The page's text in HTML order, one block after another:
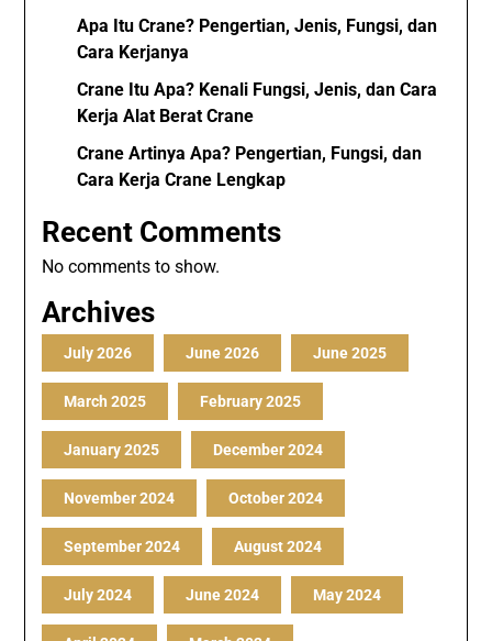
Apa Itu Crane? Pengertian, Jenis, Fungsi, dan
Cara Kerjanya
Crane Itu Apa? Kenali Fungsi, Jenis, dan Cara
Kerja Alat Berat Crane
Crane Artinya Apa? Pengertian, Fungsi, dan
Cara Kerja Crane Lengkap
Recent Comments
No comments to show.
Archives
July 2026 June 2026 June 2025
March 2025 February 2025
January 2025 December 2024
November 2024 October 2024
September 2024 August 2024
July 2024 June 2024 May 2024